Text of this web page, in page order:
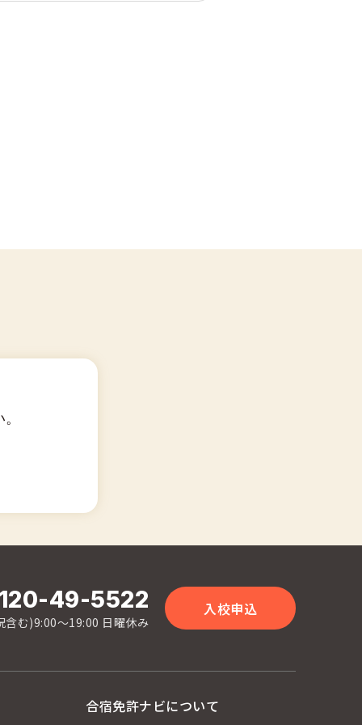
49-5522
含む)9:00〜19:00 日曜休み
入校申込
合宿免許ナビについて